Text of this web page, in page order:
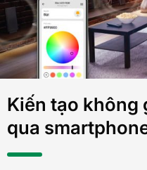
Kiến tạo không
qua